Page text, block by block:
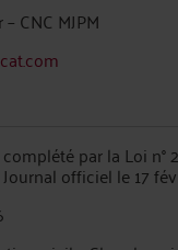
CNC MJPM
complété par la Loi n°
officiel le 17